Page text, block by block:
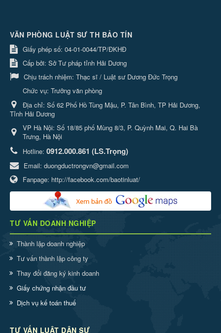
VĂN PHÒNG LUẬT SƯ TH BẢO TÍN
Giấy phép số: 04-01-0044/TP/ĐKHĐ
Cấp bởi: Sở Tư pháp tỉnh Hải Dương
Chịu trách nhiệm: Thạc sĩ / Luật sư Dương Đức Trọng
Chức vụ: Trưởng văn phòng
Địa chỉ: Số 62 Phố Hồ Tùng Mậu, P. Tân Bình, TP Hải Dương,
Tỉnh Hải Dương
VP Hà Nội: Số 18/85 phố Mùng 8/3, P. Quỳnh Mai, Q. Hai Bà
Trưng, Hà Nội
Hotline: 0912.000.861 (LS.Trọng)
Email: duongductrongvn@gmail.com
Fanpage: http://facebook.com/baotinluat/
TƯ VẤN DOANH NGHIỆP
Thành lập doanh nghiệp
Tư vấn thành lập công ty
Thay đổi đăng ký kinh doanh
Giấy chứng nhận đầu tư
Dịch vụ kế toán thuế
TƯ VẤN LUẬT DÂN SỰ